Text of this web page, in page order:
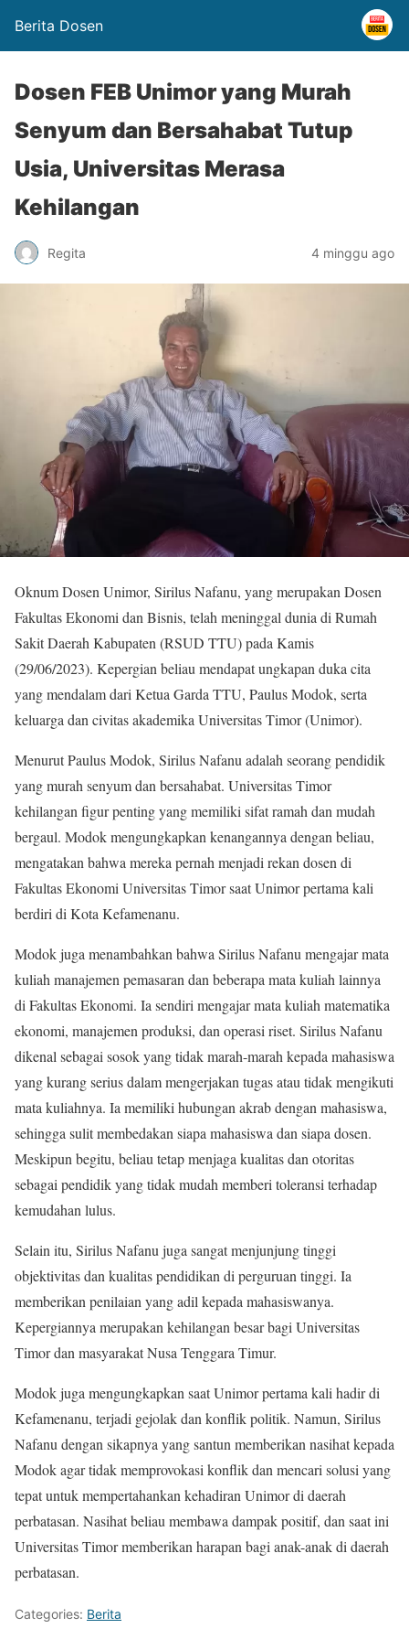
Berita Dosen
Dosen FEB Unimor yang Murah
Senyum dan Bersahabat Tutup
Usia, Universitas Merasa
Kehilangan
Regita 4 minggu ago
Oknum Dosen Unimor, Sirilus Nafanu, yang merupakan Dosen
Fakultas Ekonomi dan Bisnis, telah meninggal dunia di Rumah
Sakit Daerah Kabupaten (RSUD TTU) pada Kamis
(29/06/2023). Kepergian beliau mendapat ungkapan duka cita
yang mendalam dari Ketua Garda TTU, Paulus Modok, serta
keluarga dan civitas akademika Universitas Timor (Unimor).
Menurut Paulus Modok, Sirilus Nafanu adalah seorang pendidik
yang murah senyum dan bersahabat. Universitas Timor
kehilangan figur penting yang memiliki sifat ramah dan mudah
bergaul. Modok mengungkapkan kenangannya dengan beliau,
mengatakan bahwa mereka pernah menjadi rekan dosen di
Fakultas Ekonomi Universitas Timor saat Unimor pertama kali
berdiri di Kota Kefamenanu.
Modok juga menambahkan bahwa Sirilus Nafanu mengajar mata
kuliah manajemen pemasaran dan beberapa mata kuliah lainnya
di Fakultas Ekonomi. Ia sendiri mengajar mata kuliah matematika
ekonomi, manajemen produksi, dan operasi riset. Sirilus Nafanu
dikenal sebagai sosok yang tidak marah-marah kepada mahasiswa
yang kurang serius dalam mengerjakan tugas atau tidak mengikuti
mata kuliahnya. Ia memiliki hubungan akrab dengan mahasiswa,
sehingga sulit membedakan siapa mahasiswa dan siapa dosen.
Meskipun begitu, beliau tetap menjaga kualitas dan otoritas
sebagai pendidik yang tidak mudah memberi toleransi terhadap
kemudahan lulus.
Selain itu, Sirilus Nafanu juga sangat menjunjung tinggi
objektivitas dan kualitas pendidikan di perguruan tinggi. Ia
memberikan penilaian yang adil kepada mahasiswanya.
Kepergiannya merupakan kehilangan besar bagi Universitas
Timor dan masyarakat Nusa Tenggara Timur.
Modok juga mengungkapkan saat Unimor pertama kali hadir di
Kefamenanu, terjadi gejolak dan konflik politik. Namun, Sirilus
Nafanu dengan sikapnya yang santun memberikan nasihat kepada
Modok agar tidak memprovokasi konflik dan mencari solusi yang
tepat untuk mempertahankan kehadiran Unimor di daerah
perbatasan. Nasihat beliau membawa dampak positif, dan saat ini
Universitas Timor memberikan harapan bagi anak-anak di daerah
perbatasan.
Categories: Berita